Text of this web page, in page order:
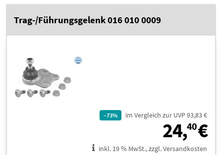
Trag-/Führungsgelenk 016 010 0009
–73% im Vergleich zur UVP 93,83 €
24,40€
inkl. 19 % MwSt., zzgl. Versandkosten